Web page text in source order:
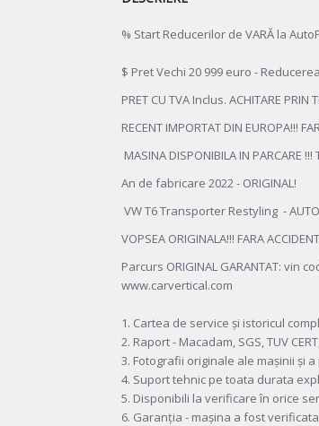
% Start Reducerilor de VARĂ la
$ Pret Vechi 20 999 euro -
PRET CU TVA Inclus. ACHITARE
RECENT IMPORTAT DIN EUROPA!!!
MASINA DISPONIBILA IN PARCARE !!!
An de fabricare 2022 - ORIGINAL!
VW T6 Transporter Restyling -
VOPSEA ORIGINALA!!! FARA
Parcurs ORIGINAL GARANTAT: vin
www.carvertical.com
1. Cartea de service și istoricul
2. Raport - Macadam, SGS, TUV
3. Fotografii originale ale mașinii și
4. Suport tehnic pe toata durata
5. Disponibili la verificare în orice
6. Garanția - mașina a fost